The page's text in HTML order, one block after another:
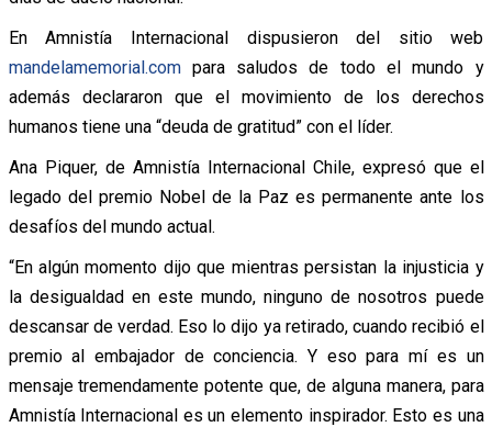
En Amnistía Internacional dispusieron del sitio web
mandelamemorial.compara saludos de todo el mundo y
además declararon que el movimiento de los derechos
humanos tiene una “deuda de gratitud” con el líder.
Ana Piquer, de Amnistía Internacional Chile, expresó que el
legado del premio Nobel de la Paz es permanente ante los
desafíos del mundo actual.
“En algún momento dijo que mientras persistan la injusticia y
la desigualdad en este mundo, ninguno de nosotros puede
descansar de verdad. Eso lo dijo ya retirado, cuando recibió el
premio al embajador de conciencia. Y eso para mí es un
mensaje tremendamente potente que, de alguna manera, para
Amnistía Internacional es un elemento inspirador. Esto es una